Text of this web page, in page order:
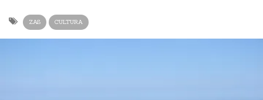
ZAS CULTURA